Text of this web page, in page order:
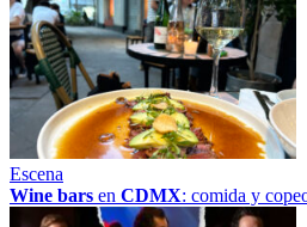
Escena
Wine bars en CDMX: comida y